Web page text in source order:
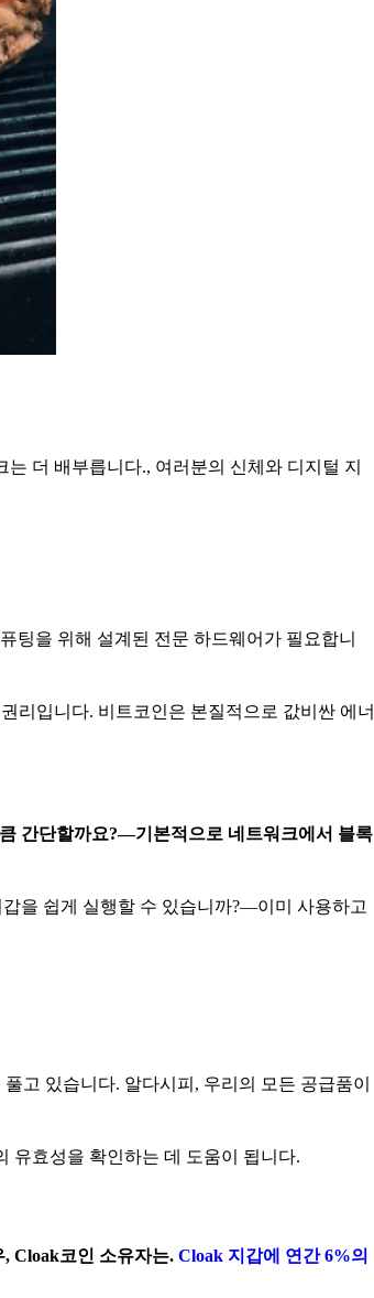
더 배부릅니다., 여러분의 신체와 디지털 지
팅을 위해 설계된 전문 하드웨어가 필요합니
리입니다. 비트코인은 본질적으로 값비싼 에너
간단할까요?—기본적으로 네트워크에서 블록
을 쉽게 실행할 수 있습니까?—이미 사용하고
고 있습니다. 알다시피, 우리의 모든 공급품이
유효성을 확인하는 데 도움이 됩니다.
Cloak코인 소유자는. Cloak 지갑에 연간 6%의